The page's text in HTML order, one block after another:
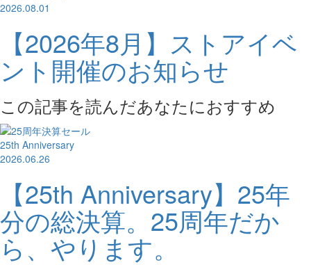
2026.08.01
【2026年8月】ストアイベ
ント開催のお知らせ
この記事を読んだあなたにおすすめ
25th Anniversary
2026.06.26
【25th Anniversary】25年
分の総決算。25周年だか
ら、やります。